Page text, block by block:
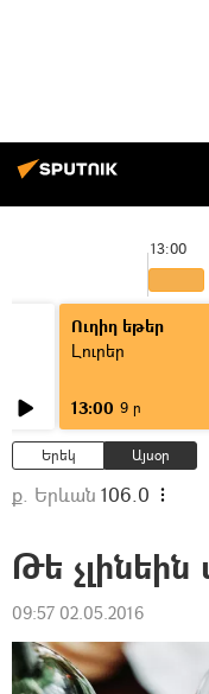
13:00
Ուղիղ եթեր
Լուրեր
13:00 9 ր
Երեկ Այսօր
ք. Երևան 106.0
Թե չլինեին
09:57 02.05.2016